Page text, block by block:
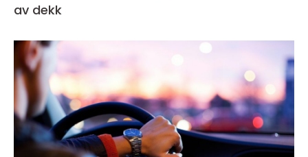
av dekk